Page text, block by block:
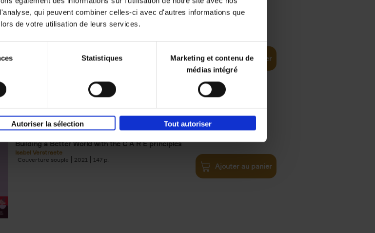
qui peuvent combiner celles-ci avec d'autres informations que
de votre utilisation de leurs services.
Statistiques
Marketing et contenu de
médias intégré
Autoriser la sélection Tout autoriser
Digital marketing like a PRO -
completely revised edition
Ajouter au panier
Does Your Brand Care?
Building a Better World with the C A R E principles
Isabel Verstraete
Couverture souple
2021 147
€34,99
Ajouter au panier